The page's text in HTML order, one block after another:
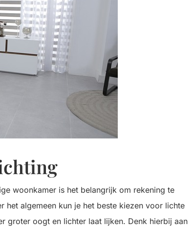
woonkamer is het belangrijk om rekening te
het algemeen kun je het beste kiezen voor lichte
groter oogt en lichter laat lijken. Denk hierbij aan